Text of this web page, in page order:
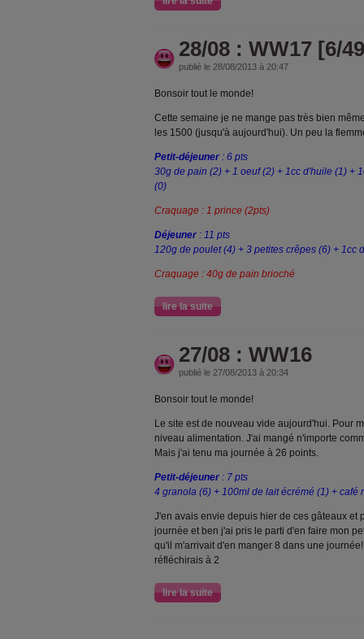
28/08 : WW17 [6/
publié le 28/08/2013 à 20:47
Bonsoir tout le monde!
Cette semaine je ne mange pas très bien
les 1500 (jusqu'à aujourd'hui). Un peu la
Petit-déjeuner : 6 pts
30g de pain (2) + 1 oeuf (2) + 1cc d'huile (1) +
(0)
Craquage : 1 prince (2pts)
Déjeuner : 11 pts
120g de poulet (4) + 3 petites crêpes (6) + 1cc
Craquage : 40g de pain brioché
lire la suite
27/08 : WW16
publié le 27/08/2013 à 20:34
Bonsoir tout le monde!
Le site est de nouveau vide aujourd'hui. Pour
niveau alimentation. J'ai mangé n'importe
Mais j'ai tenu ma journée à 26 points.
Petit-déjeuner : 7 pts
4 granola (6) + 100ml de lait écrémé (1) + café
J'en avais envie depuis hier de ces gâteaux et
journée et ben j'ai pris le parti d'en faire mon
qu'il m'arrivait d'en manger 8 dans une
réfléchirais à 2
lire la suite